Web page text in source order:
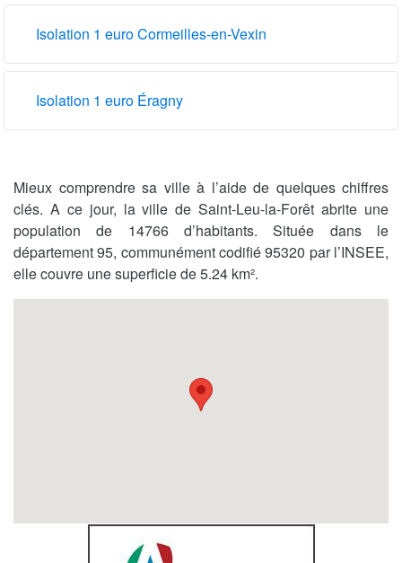
Isolation 1 euro Cormeilles-en-Vexin
Isolation 1 euro Éragny
Mieux comprendre sa ville à l’aide de quelques chiffres
clés. A ce jour, la ville de Saint-Leu-la-Forêt abrite une
population de 14766 d’habitants. Située dans le
département 95, communément codifié 95320 par l’INSEE,
elle couvre une superficie de 5.24 km².